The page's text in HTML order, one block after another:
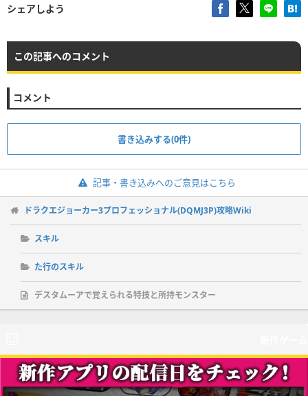
シェアしよう
この記事へのコメント
コメント
書き込みする(0件)
記事・書き込みへのご意見はこちら
ドラクエジョーカー3プロフェッショナル(DQMJ3P)攻略Wiki
スキル
た行のスキル
デスタムーアで覚えられる特技と所持モンスター